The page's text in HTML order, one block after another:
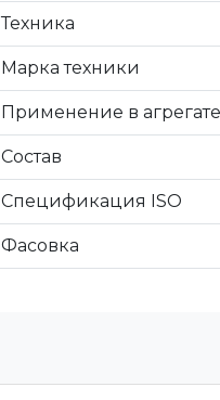
Техника
Марка техники
Применение в агрегате
Состав
Спецификация ISO
Фасовка